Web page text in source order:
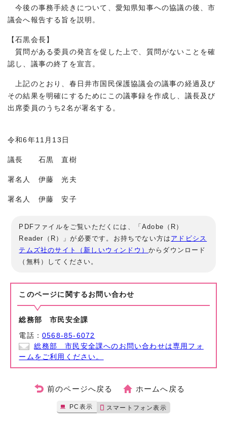
今後の事務手続きについて、愛知県知事への協議の後、市
議会へ報告する旨を説明。
【石黒会長】
質問がある委員の発言を促した上で、質問がないことを確
認し、議事の終了を宣言。
上記のとおり、春日井市国民保護協議会の議事の経過及び
その結果を明確にするためにこの議事録を作成し、議長及び
出席委員のうち2名が署名する。
令和6年11月13日
議長 石黒 直樹
署名人 伊藤 光夫
署名人 伊藤 安子
PDFファイルをご覧いただくには、「Adobe（R）
Reader（R）」が必要です。お持ちでない方は アドビシス
テムズ社のサイト（新しいウィンドウ）からダウンロード
（無料）してください。
このページに関する お問い合わせ
総務部 市民安全課
電話：0568-85-6072
総務部 市民安全課へのお問い合わせは専用フォ
ームをご利用ください。
前のページへ戻る ホームへ戻る
PC表示 スマートフォン表示